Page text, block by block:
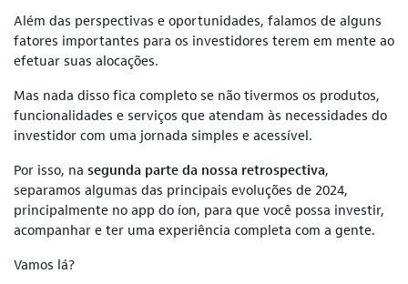
Além das perspectivas e oportunidades, falamos de alguns
fatores importantes para os investidores terem em mente ao
efetuar suas alocações.
Mas nada disso fica completo se não tivermos os produtos,
funcionalidades e serviços que atendam às necessidades do
investidor com uma jornada simples e acessível.
Por isso, na segunda parte da nossa retrospectiva,
separamos algumas das principais evoluções de 2024,
principalmente no app do íon, para que você possa investir,
acompanhar e ter uma experiência completa com a gente.
Vamos lá?